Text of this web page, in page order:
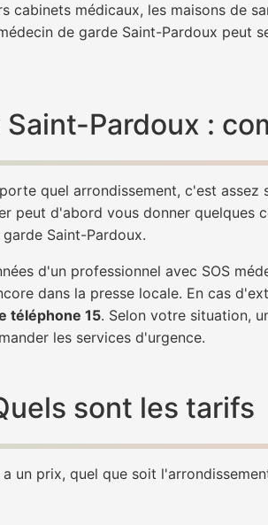
médicaux, les maisons de
de garde Saint-Pardoux peut
Pardoux :
quel arrondissement, c'est assez
peut d'abord vous donner quelques
Saint-Pardoux.
d'un professionnel avec SOS
dans la presse locale. En cas
téléphone 15. Selon votre situation,
les services d'urgence.
sont les tarifs
un prix, quel que soit